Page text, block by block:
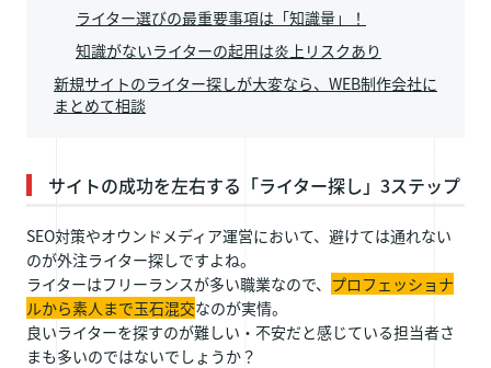
ライター選びの最重要事項は「知識量」！
知識がないライターの起用は炎上リスクあり
新規サイトのライター探しが大変なら、WEB制作会社に
まとめて相談
サイトの成功を左右する「ライター探し」3ステップ
SEO対策やオウンドメディア運営において、避けては通れない
のが外注ライター探しですよね。
ライターはフリーランスが多い職業なので、 プロフェッショナ
ルから素人まで玉石混交なのが実情。
良いライターを探すのが難しい・不安だと感じている担当者さ
まも多いのではないでしょうか？